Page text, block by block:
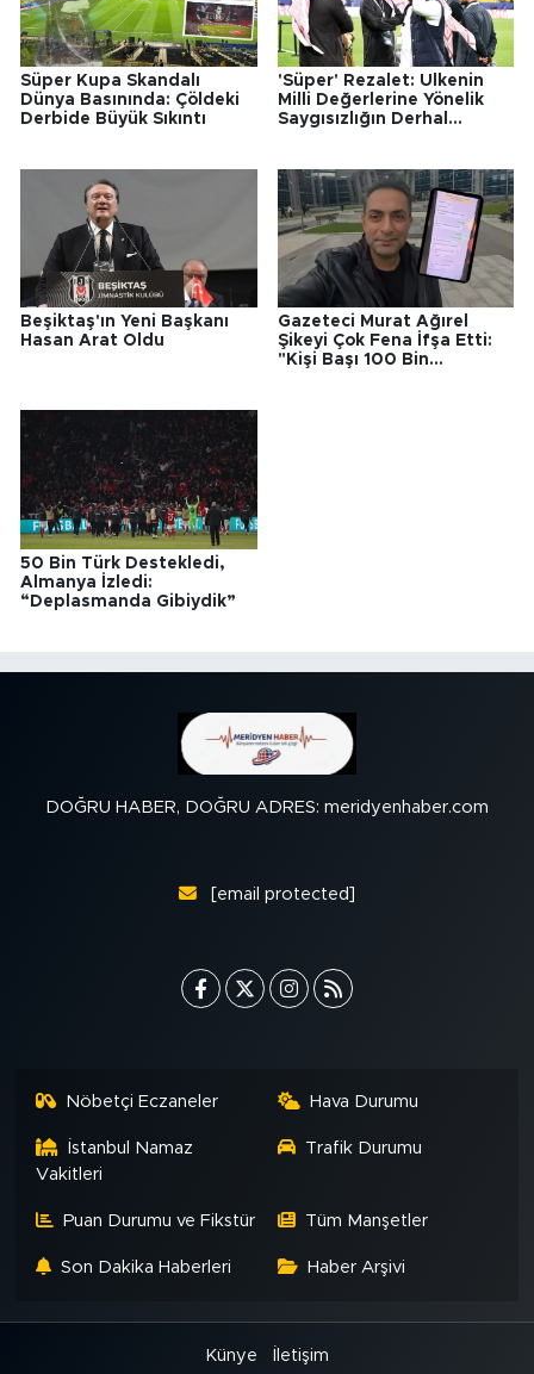
Süper Kupa Skandalı
Dünya Basınında: Çöldeki
Derbide Büyük Sıkıntı
'Süper' Rezalet: Ülkenin
Milli Değerlerine Yönelik
Saygısızlığın Derhal
Beşiktaş'ın Yeni Başkanı
Hasan Arat Oldu
Gazeteci Murat Ağırel
Şikeyi Çok Fena İfşa Etti:
"Kişi Başı 100 Bin
50 Bin Türk Destekledi,
Almanya İzledi:
“Deplasmanda Gibiydik”
DOĞRU HABER, DOĞRU ADRES: meridyenhaber.com
[email protected]
Nöbetçi Eczaneler Hava Durumu
İstanbul Namaz
Vakitleri
Trafik Durumu
Puan Durumu ve Fikstür Tüm Manşetler
Son Dakika Haberleri Haber Arşivi
Künye İletişim